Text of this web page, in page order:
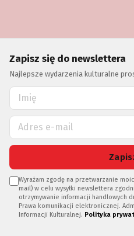
Zapisz się do newslettera
Najlepsze wydarzenia kulturalne
Wyrażam zgodę na przetwarzanie
mail) w celu wysyłki newslettera
otrzymywanie informacji handlowych
Prawa komunikacji elektronicznej.
Informacji Kulturalnej. Polityka